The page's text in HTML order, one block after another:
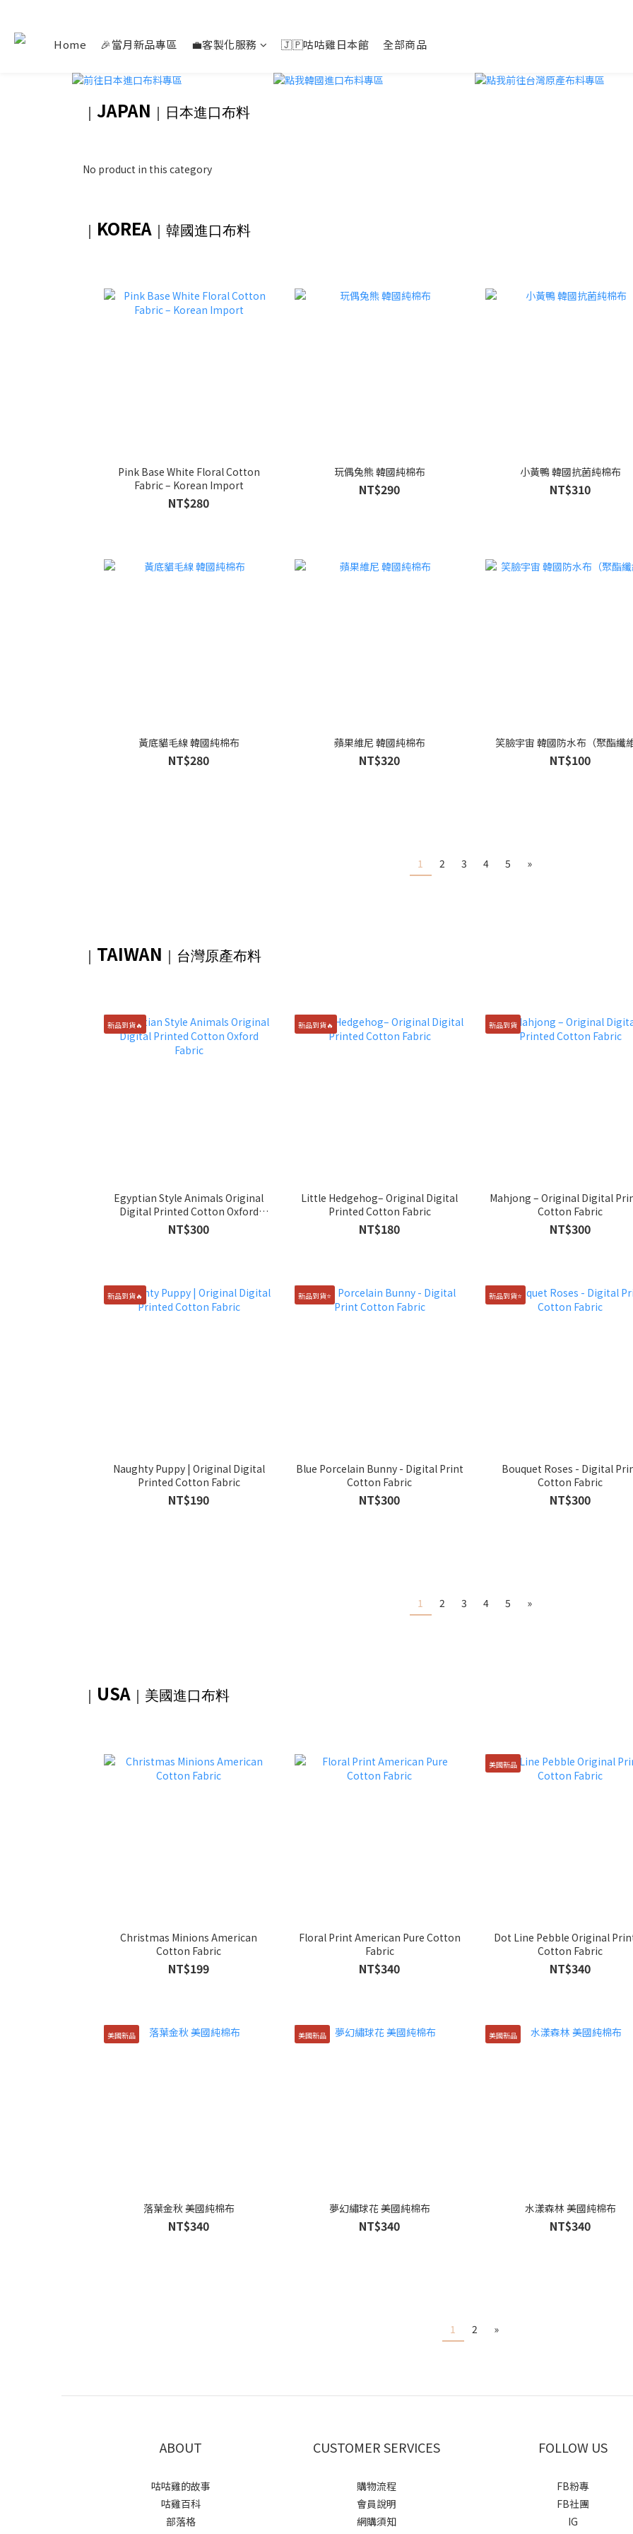
Home 🎉當月新品專區 💼客製化服務 🇯🇵咕咕雞日本館 全部商品
｜ JAPAN ｜日本進口布料
No product in this category
｜ KOREA ｜韓國進口布料
Pink Base White Floral Cotton
Fabric – Korean Import
NT$280
玩偶兔熊 韓國純棉布
NT$290
小黃鴨 韓國抗菌純棉布
NT$310
黃底貓毛線 韓國純棉布
NT$280
蘋果維尼 韓國純棉布
NT$320
笑臉宇宙 韓國防水布（聚酯纖
NT$100
1 2 3 4 5 »
｜ TAIWAN ｜ 台灣原產布料
新品到貨🔥
Egyptian Style Animals Original
Digital Printed Cotton Oxford
Fabric
NT$300
新品到貨🔥
Little Hedgehog– Original Digital
Printed Cotton Fabric
NT$180
新品到貨
Mahjong – Original Digital
Cotton Fabric
NT$300
新品到貨🔥
Naughty Puppy | Original Digital
Printed Cotton Fabric
NT$190
新品到貨⭐️
Blue Porcelain Bunny - Digital Print
Cotton Fabric
NT$300
新品到貨⭐️
Bouquet Roses - Digital Print
Cotton Fabric
NT$300
1 2 3 4 5 »
｜ USA ｜美國進口布料
Christmas Minions American
Cotton Fabric
NT$199
Floral Print American Pure Cotton
Fabric
NT$340
美國新品
Dot Line Pebble Original
Cotton Fabric
NT$340
美國新品
落葉金秋 美國純棉布
NT$340
美國新品
夢幻繡球花 美國純棉布
NT$340
美國新品
水漾森林 美國純棉布
NT$340
1 2 »
ABOUT
咕咕雞的故事
咕雞百科
部落格
CUSTOMER SERVICES
購物流程
會員說明
網購須知
FOLLOW US
FB粉專
FB社團
IG